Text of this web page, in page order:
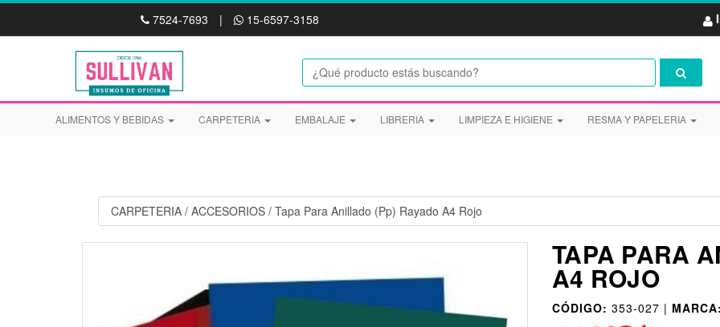
ALIMENTOS Y BEBIDAS CARPETERIA EMBALAJE LIBRERIA LIMPIEZA E HIGIENE RESMA Y PAPELERIA
7524-7693 | 15-6597-3158
CARPETERIA / ACCESORIOS / Tapa Para Anillado (Pp) Rayado A4 Rojo
TAPA PARA
A4 ROJO
CÓDIGO: 353-027 | MARCA: